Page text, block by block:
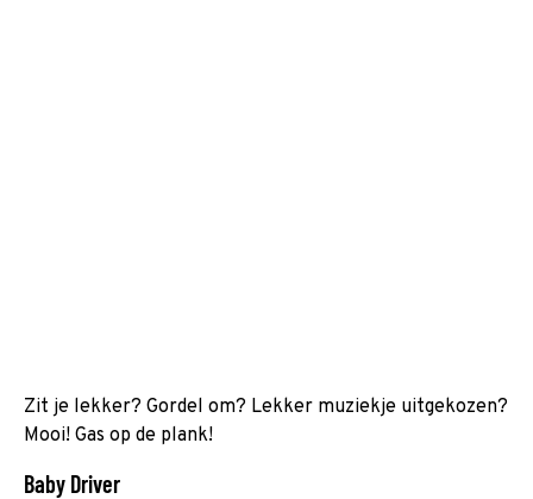
Zit je lekker? Gordel om? Lekker muziekje uitgekozen?
Mooi! Gas op de plank!
Baby Driver